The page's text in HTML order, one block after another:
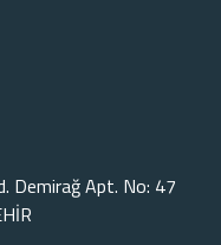
Demirağ Apt. No: 47